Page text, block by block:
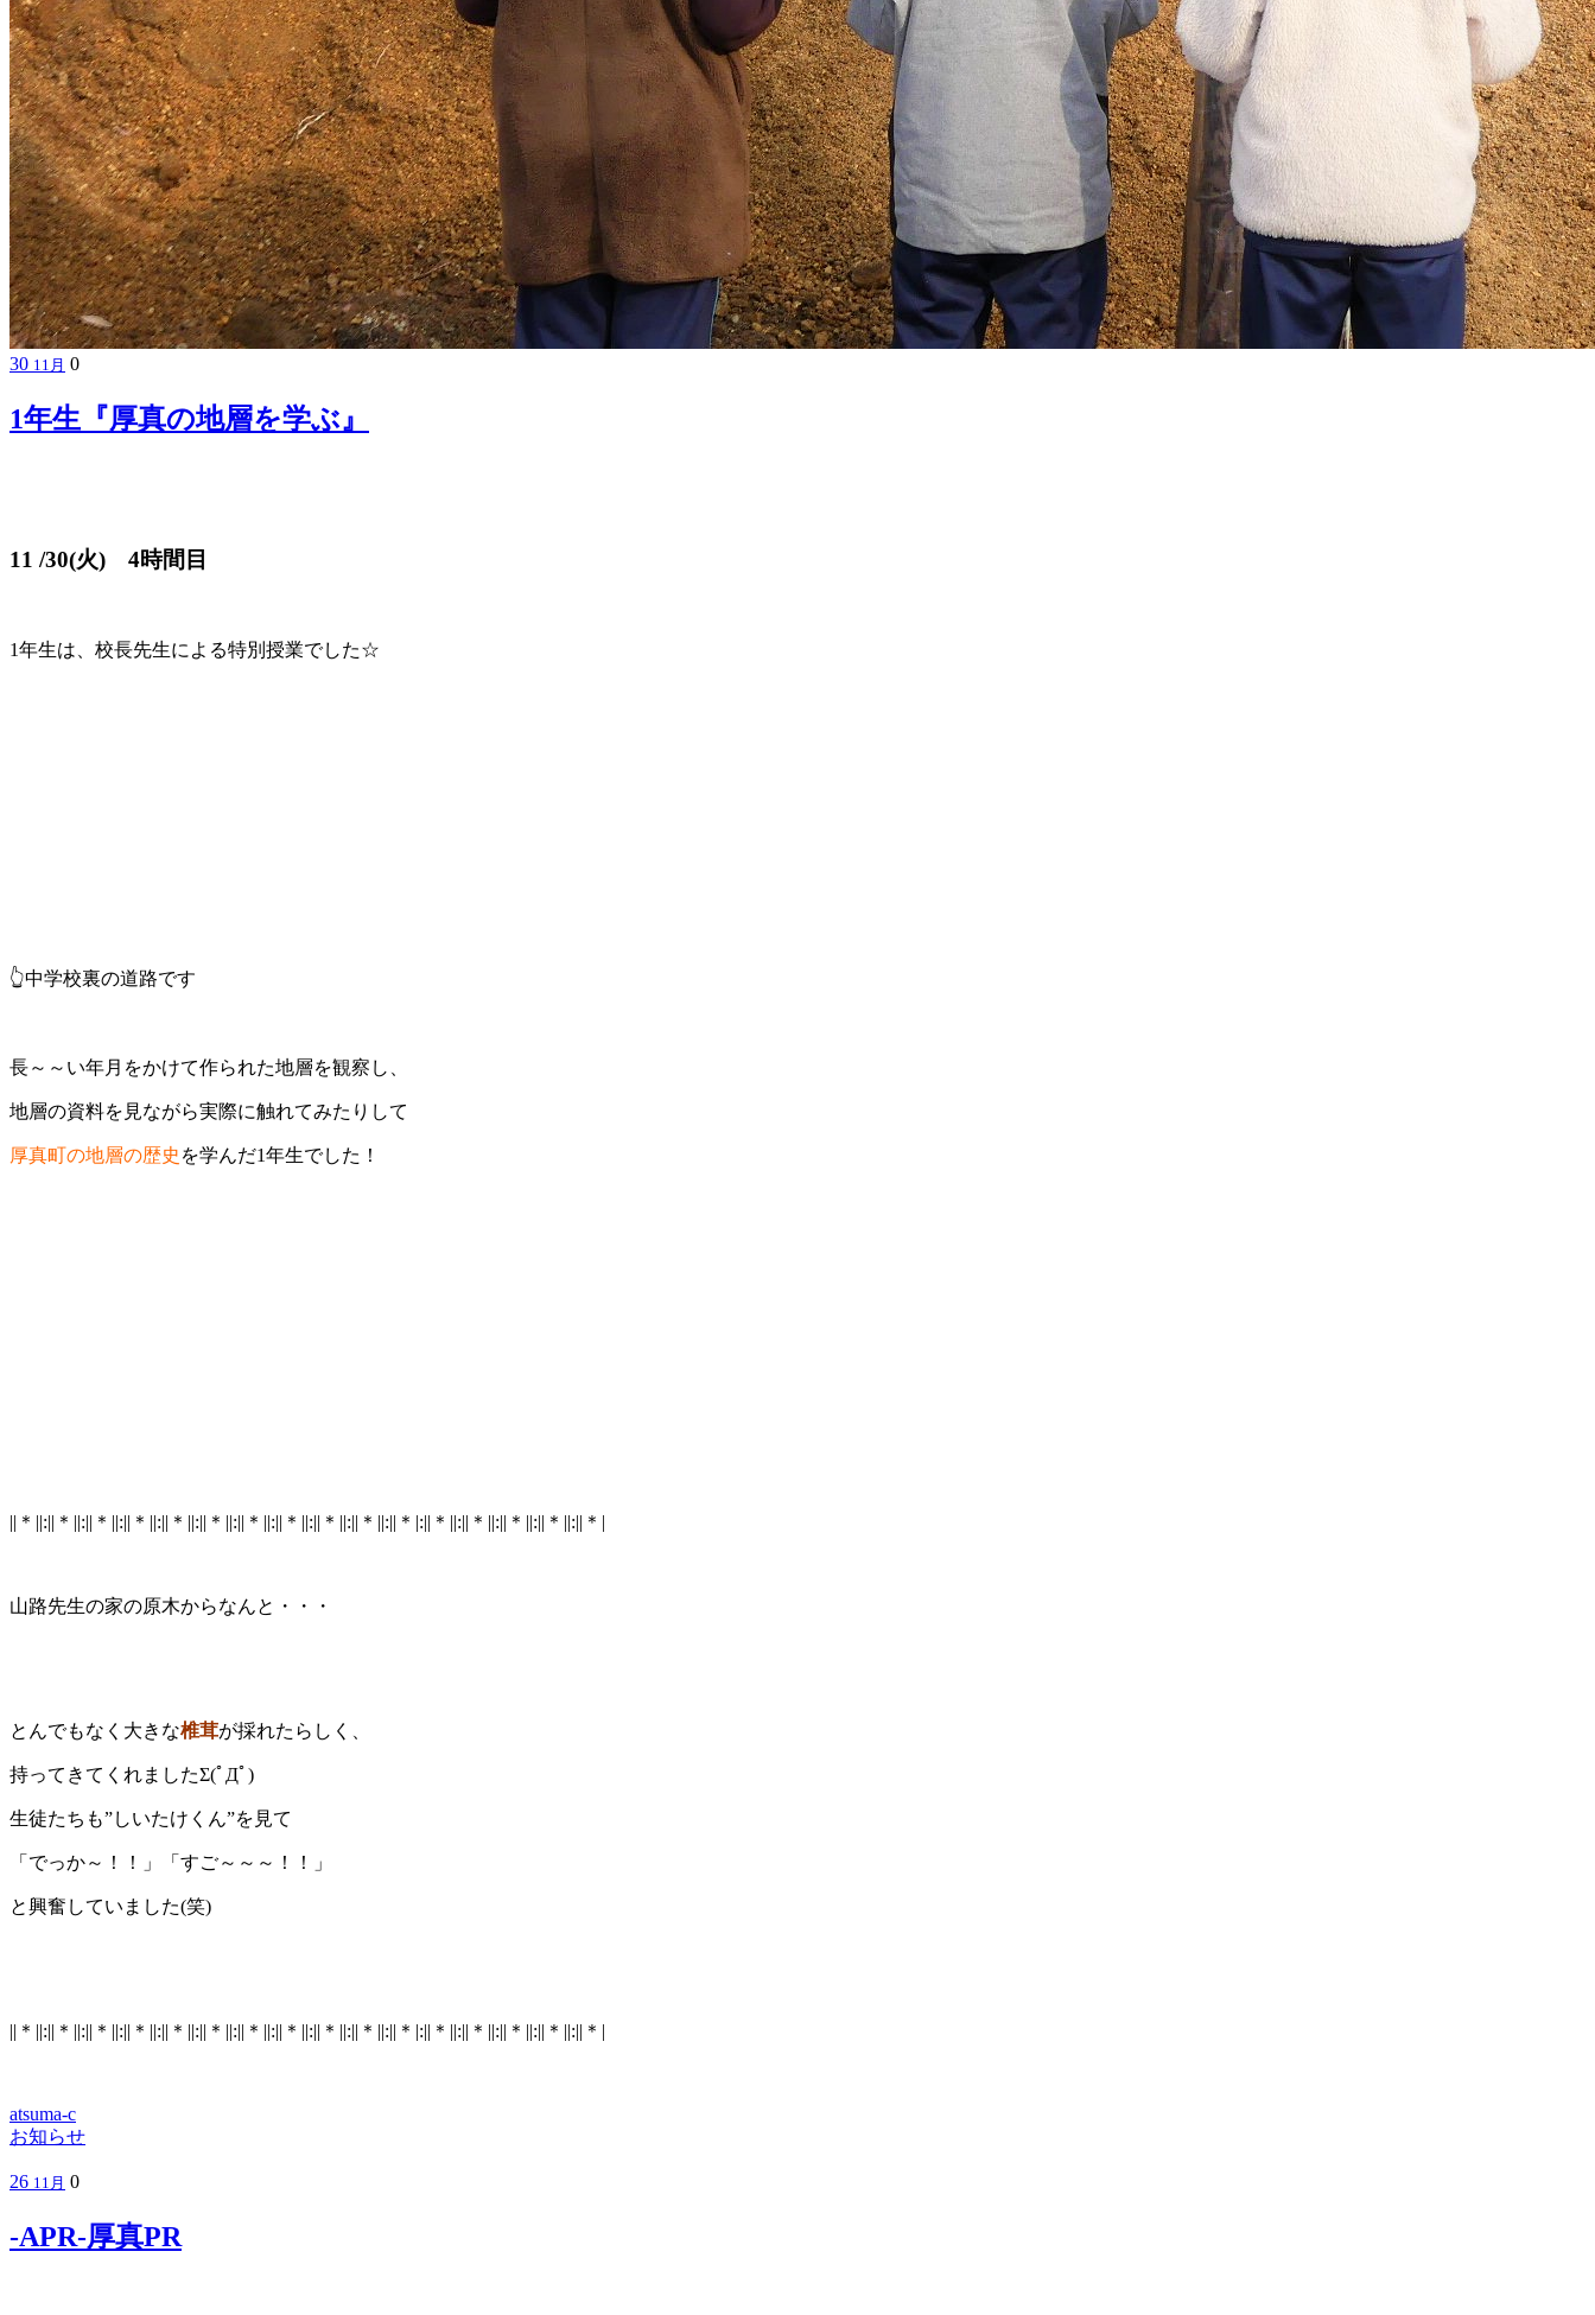
30 11月 0
1年生『厚真の地層を学ぶ』
11 /30(火) 4時間目
1年生は、校長先生による特別 授業でした☆
👆中学校裏の道路です
長～～い年月をかけて作られた地層を観察し、
地層の資料を見ながら実際に触れてみたりして
厚真町の地層の歴史 を学んだ1年生でした！
||＊||:||＊||:||＊||:||＊||:||＊||:||＊||:||＊||:||＊||:||＊||:||＊||:||＊|:||＊||:||＊||:||＊||:||＊||:||＊|
山路先生の家の原木からなんと・・・
とんでもなく大きな椎茸が採れたらしく、
持ってきてくれましたΣ(ﾟДﾟ)
生徒たちも”しいたけくん”を見て
「でっか～！！」「すご～～～！！」
と興奮していました(笑)
||＊||:||＊||:||＊||:||＊||:||＊||:||＊||:||＊||:||＊||:||＊||:||＊||:||＊|:||＊||:||＊||:||＊||:||＊||:||＊|
atsuma-c
お知らせ
26 11月 0
-APR-厚真PR